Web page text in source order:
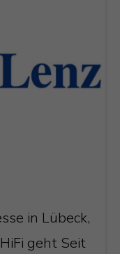
in Lübeck,
geht Seit